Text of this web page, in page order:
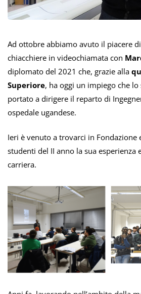
Ad ottobre abbiamo avuto il piacere
chiacchiere in videochiamata con
diplomato del 2021 che, grazie alla
Superiore, ha oggi un impiego che
portato a dirigere il reparto di
ospedale ugandese.
Ieri è venuto a trovarci in Fondazione
studenti del II anno la sua esperienza
carriera.